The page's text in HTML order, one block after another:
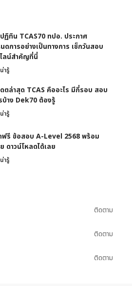
ฏิทิน TCAS70 ทปอ. ประกาศ
ดการอย่างเป็นทางการ เช็กวันสอบ
ลน์สำคัญที่นี่
ารู้
ตล่าสุด TCAS คืออะไร มีกี่รอบ สอบ
บ้าง Dek70 ต้องรู้
ารู้
ฟรี ข้อสอบ A-Level 2568 พร้อม
ดาวน์โหลดได้เลย
ารู้
ติดตาม
ติดตาม
ติดตาม